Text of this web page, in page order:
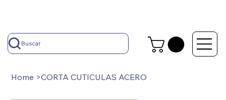
Buscar
Home >CORTA CUTICULAS ACERO